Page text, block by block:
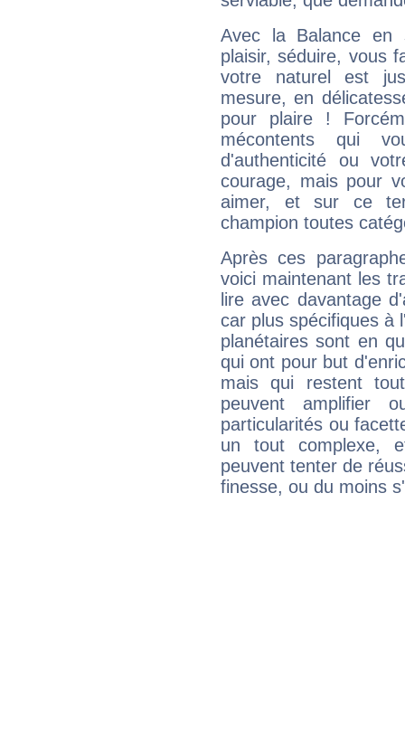
Avec la Balance en
plaisir, séduire, vous
votre naturel est
mesure, en
pour plaire !
mécontents qui
d'authenticité ou
courage, mais pour
aimer, et sur ce
champion toutes
Après ces
voici maintenant les
lire avec davantage
car plus spécifiques à
planétaires sont en
qui ont pour but
mais qui restent
peuvent amplifier
particularités ou
un tout complexe,
peuvent tenter de
finesse, ou du moins